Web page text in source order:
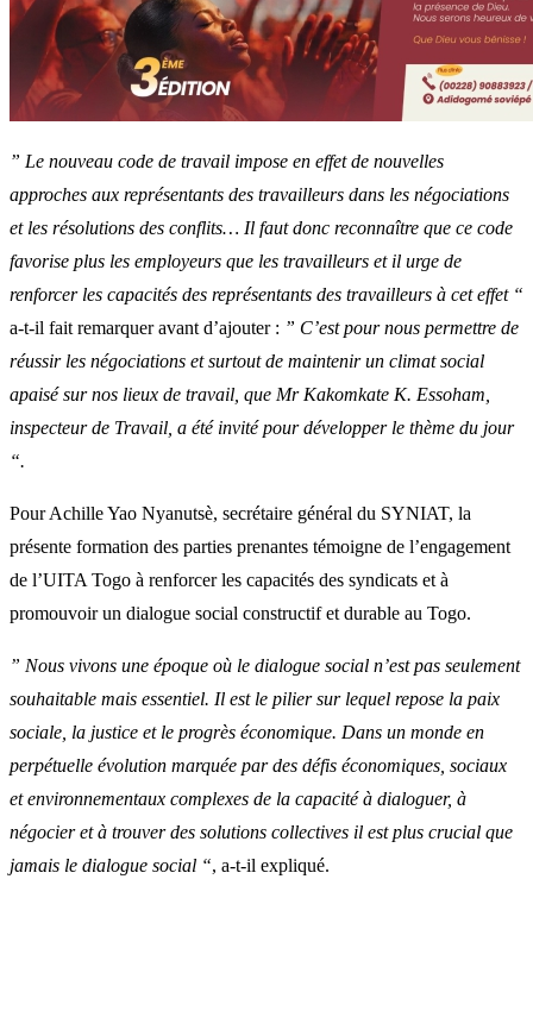
” Le nouveau code de travail impose en effet de nouvelles
approches aux représentants des travailleurs dans les négociations
et les résolutions des conflits… Il faut donc reconnaître que ce code
favorise plus les employeurs que les travailleurs et il urge de
renforcer les capacités des représentants des travailleurs à cet effet “
a-t-il fait remarquer avant d’ajouter : ” C’est pour nous permettre de
réussir les négociations et surtout de maintenir un climat social
apaisé sur nos lieux de travail, que Mr Kakomkate K. Essoham,
inspecteur de Travail, a été invité pour développer le thème du jour
“.
Pour Achille Yao Nyanutsè, secrétaire général du SYNIAT, la
présente formation des parties prenantes témoigne de l’engagement
de l’UITA Togo à renforcer les capacités des syndicats et à
promouvoir un dialogue social constructif et durable au Togo.
” Nous vivons une époque où le dialogue social n’est pas seulement
souhaitable mais essentiel. Il est le pilier sur lequel repose la paix
sociale, la justice et le progrès économique. Dans un monde en
perpétuelle évolution marquée par des défis économiques, sociaux
et environnementaux complexes de la capacité à dialoguer, à
négocier et à trouver des solutions collectives il est plus crucial que
jamais le dialogue social “, a-t-il expliqué.